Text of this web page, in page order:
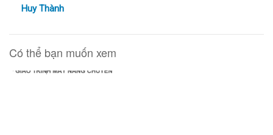
Huy Thành
Có thể bạn muốn xem